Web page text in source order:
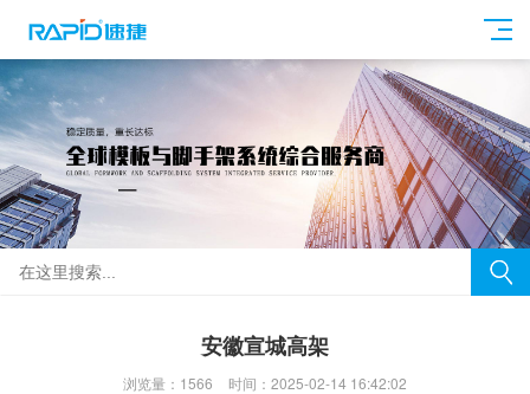
安徽宣城高架
浏览量：1566 时间：2025-02-14 16:42:02